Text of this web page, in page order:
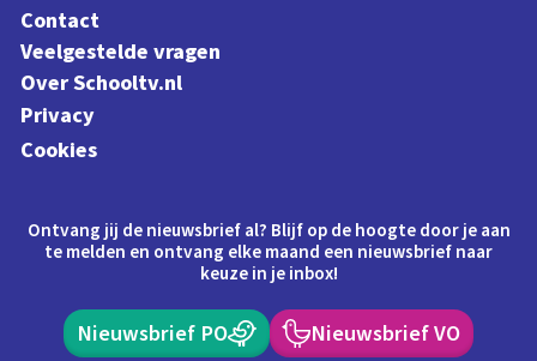
Contact
Veelgestelde vragen
Over Schooltv.nl
Privacy
Cookies
Ontvang jij de nieuwsbrief al? Blijf op de hoogte door je aan
te melden en ontvang elke maand een nieuwsbrief naar
keuze in je inbox!
Nieuwsbrief PO Nieuwsbrief VO